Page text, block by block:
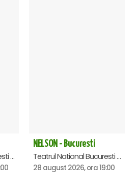
Teatrul National Bucuresti - Sala Ion Caramitru, Bucuresti
NELSON - Bucuresti
Teatrul National Bucuresti - Sala Ion Caramitru, Bucuresti
28 august 2026, ora 19:00